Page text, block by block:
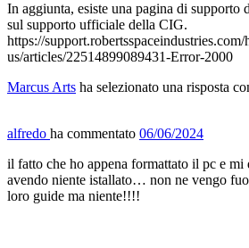
In aggiunta, esiste una pagina di supporto
sul supporto ufficiale della CIG.
https://support.robertsspaceindustries.com/
us/articles/22514899089431-Error-2000
Marcus Arts ha selezionato una risposta
alfredo ha commentato 06/06/2024
il fatto che ho appena formattato il pc e mi
avendo niente istallato… non ne vengo
loro guide ma niente!!!!